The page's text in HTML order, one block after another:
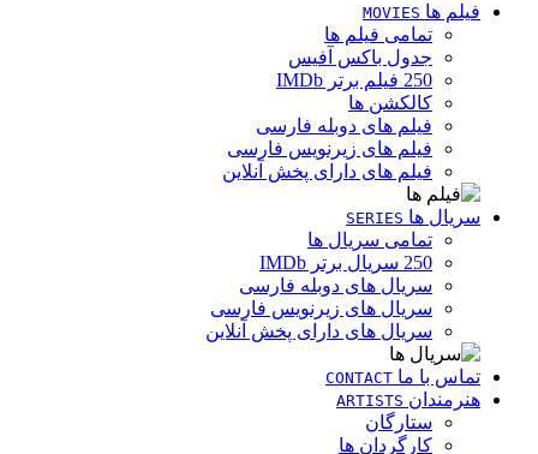
فیلم ها MOVIES
تمامی فیلم ها
جدول باکس آفیس
250 فیلم برتر IMDb
کالکشن ها
فیلم های دوبله فارسی
فیلم های زیرنویس فارسی
فیلم های دارای پخش آنلاین
سریال ها SERIES
تمامی سریال ها
250 سریال برتر IMDb
سریال های دوبله فارسی
سریال های زیرنویس فارسی
سریال های دارای پخش آنلاین
تماس با ما CONTACT
هنرمندان ARTISTS
ستارگان
کارگردان ها